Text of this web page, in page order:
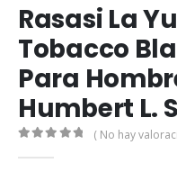
Rasasi La
Tobacco
Para
Humbert L.
( No hay